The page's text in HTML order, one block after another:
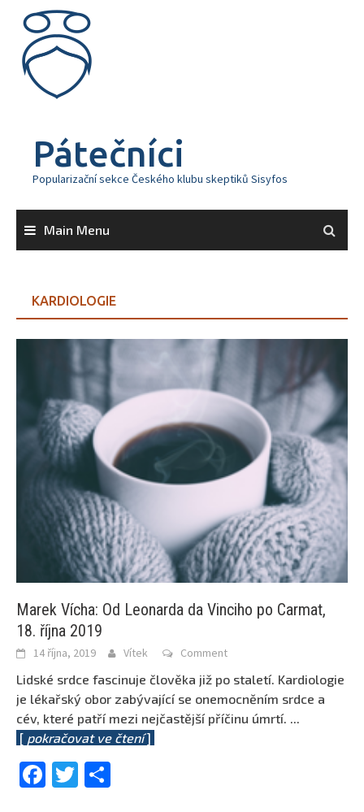
content
Pátečníci
Popularizační sekce Českého klubu skeptiků Sisyfos
Main Menu
KARDIOLOGIE
Marek Vícha: Od Leonarda da Vinciho po Carmat,
18. října 2019
14 října, 2019 Vítek Comment
Lidské srdce fascinuje člověka již po staletí. Kardiologie
je lékařský obor zabývající se onemocněním srdce a
cév, které patří mezi nejčastější příčinu úmrtí. ...
[ pokračovat ve čtení]
Facebook
Twitter